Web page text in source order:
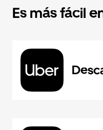
Es más fácil